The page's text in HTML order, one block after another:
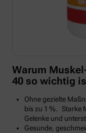
Warum
40 so wichtig
Ohne gezielte
bis zu 1 %. Starke
Gelenke und
Gesunde,